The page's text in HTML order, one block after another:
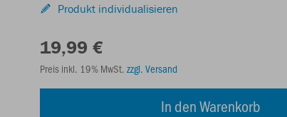
Produkt individualisieren
19,99 €
Preis inkl. 19% MwSt. zzgl. Versand
In den Warenkorb